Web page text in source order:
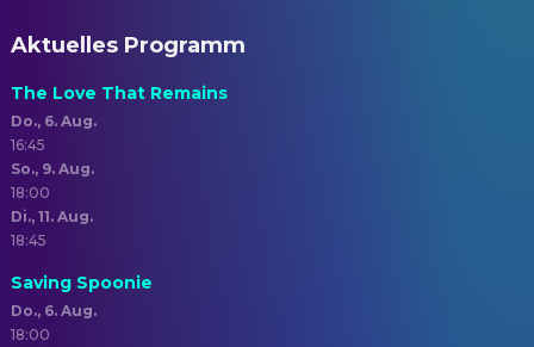
Aktuelles Programm
The Love That Remains
Do., 6. Aug.
16:45
So., 9. Aug.
18:00
Di., 11. Aug.
18:45
Saving Spoonie
Do., 6. Aug.
18:00